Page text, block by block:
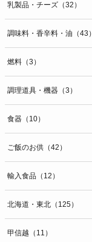
乳製品・チーズ（32）
調味料・香辛料・油（43）
燃料（3）
調理道具・機器（3）
食器（10）
ご飯のお供（42）
輸入食品（12）
北海道・東北（125）
甲信越（11）